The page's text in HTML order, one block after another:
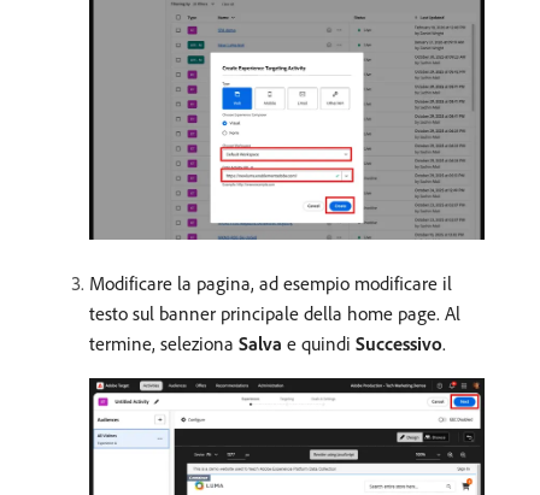
Modificare la pagina, ad esempio modificare il
testo sul banner principale della home page. Al
termine, seleziona Salva e quindi Successivo.